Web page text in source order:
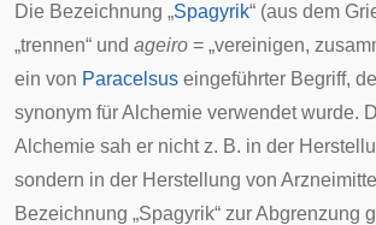
Die Bezeichnung „Spagyrik“ (aus dem
„trennen“ und ageiro = „vereinigen,
ein von Paracelsus eingeführter Begriff,
synonym für Alchemie verwendet wurde.
Alchemie sah er nicht z. B. in der
sondern in der Herstellung von
Bezeichnung „Spagyrik“ zur Abgrenzung